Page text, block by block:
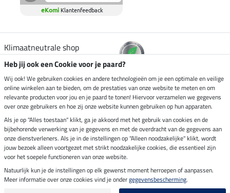
eKomi Klantenfeedback
Klimaatneutrale shop
Verzending per
Veilig betalen met
Impressum
Laatste update op 07.08.2026 om 03:03 uur
Heb jij ook een Cookie voor je paard?
Wij ook! We gebruiken cookies en andere technologieën om je een optimale en veilige
online winkelen aan te bieden, om de prestaties van onze website te meten en om
relevante producten voor jou en je paard te tonen! Hiervoor verzamelen we gegevens
over onze gebruikers en hoe zij onze website kunnen gebruiken op hun apparaten.
Als je op "Alles toestaan" klikt, ga je akkoord met het gebruik van cookies en de
bijbehorende verwerking van je gegevens en met de overdracht van de gegevens aan
onze dienstverleners. Als je in de instellingen op "Alleen noodzakelijke" klikt, wordt
jouw bezoek alleen voortgezet met strikt noodzakelijke cookies, die essentieel zijn
voor het soepele functioneren van onze website.
Natuurlijk kun je de instellingen op elk gewenst moment herroepen of aanpassen.
Meer informatie over onze cookies vind je ondergegevensbescherming.